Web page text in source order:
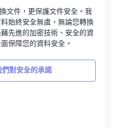
文件，更保護文件安全。我
始終安全無虞，無論您轉換
先進的加密技術、安全的資
保障您的資料安全。
們對安全的承諾